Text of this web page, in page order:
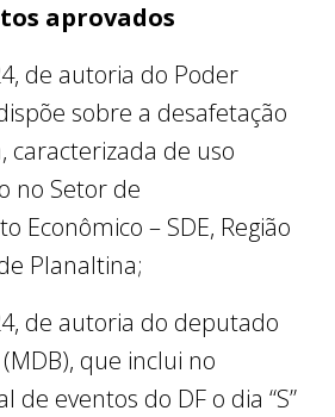
aprovados
de autoria do Poder
sobre a desafetação
caracterizada de uso
no Setor de
Econômico – SDE, Região
Planaltina;
de autoria do deputado
que inclui no
de eventos do DF o dia “S”